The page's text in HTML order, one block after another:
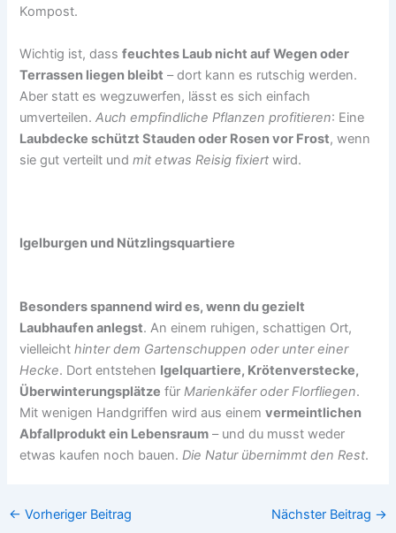
Kompost.
Wichtig ist, dassfeuchtes Laub nicht auf Wegen oder
Terrassen liegen bleibt – dort kann es rutschig werden.
Aber statt es wegzuwerfen, lässt es sich einfach
umverteilen.Auch empfindliche Pflanzen profitieren: Eine
Laubdecke schützt Stauden oder Rosen vor Frost, wenn
sie gut verteilt undmit etwas Reisig fixiert wird.
Igelburgen und Nützlingsquartiere
Besonders spannend wird es, wenn du gezielt
Laubhaufen anlegst. An einem ruhigen, schattigen Ort,
vielleichthinter dem Gartenschuppen oder unter einer
Hecke. Dort entstehen Igelquartiere, Krötenverstecke,
Überwinterungsplätze für Marienkäfer oder Florfliegen.
Mit wenigen Handgriffen wird aus einemvermeintlichen
Abfallprodukt ein Lebensraum – und du musst weder
etwas kaufen noch bauen.Die Natur übernimmt den Rest.
← Vorheriger Beitrag Nächster Beitrag →